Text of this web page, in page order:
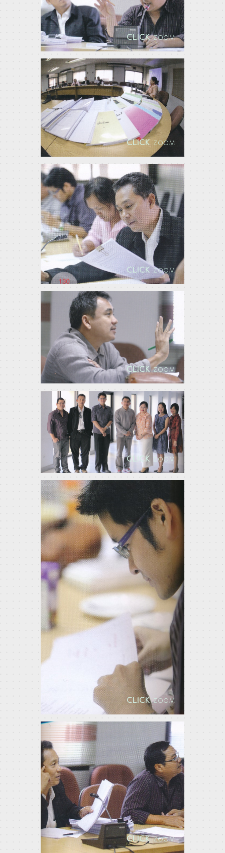
CLICKZOOM
CLICKZOOM
CLICKZOOM
CLICKZOOM
CLICKZOOM
CLICKZOOM
CLICKZOOM